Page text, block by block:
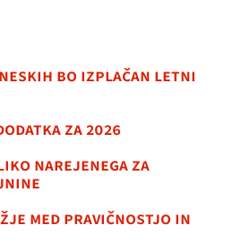
bo izplačan letni
za 2026
narejenega za
med pravičnostjo in